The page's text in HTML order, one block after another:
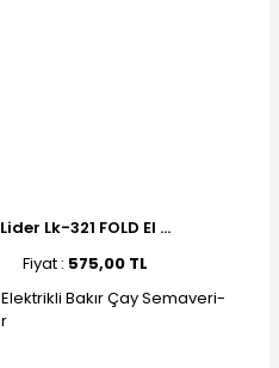
Lider Lk-321 FOLD El ...
Fiyat : 575,00 TL